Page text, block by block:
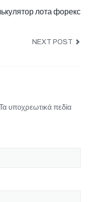
лота форекс
NEXT POST
υποχρεωτικά πεδία